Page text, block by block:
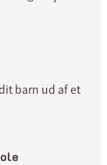
barn ud af et